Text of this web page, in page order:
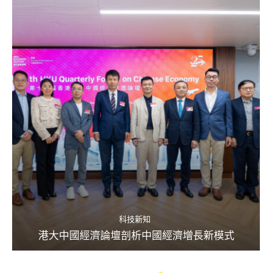
科技新知
港大中國經濟論壇剖析中國經濟增長新模式